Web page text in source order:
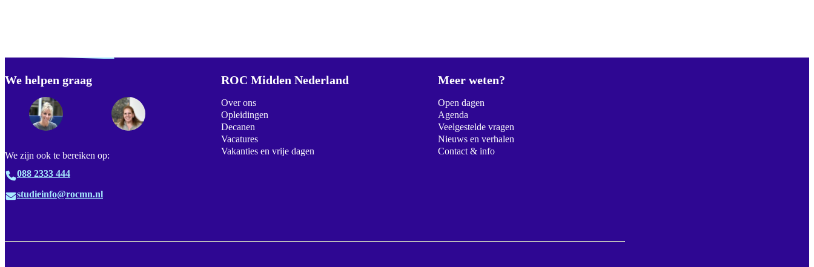
We helpen graag
We zijn ook te bereiken op:
088 2333 444
studieinfo@rocmn.nl
ROC Midden Nederland
Over ons
Opleidingen
Decanen
Vacatures
Vakanties en vrije dagen
Meer weten?
Open dagen
Agenda
Veelgestelde vragen
Nieuws en verhalen
Contact & info
Footer